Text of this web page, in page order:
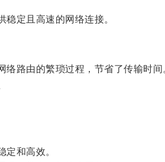
定且高速的网络连接。
路由的繁琐过程，节省了传输时间
和高效。